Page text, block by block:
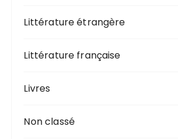
Littérature étrangère
Littérature française
Livres
Non classé